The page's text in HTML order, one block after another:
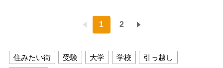
1 2
住みたい街 受験 大学 学校
引っ越し